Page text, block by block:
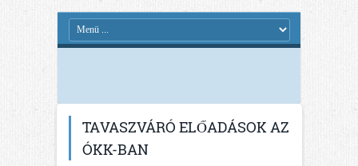
TAVASZVÁRÓ ELŐADÁSOK AZ
ÓKK-BAN